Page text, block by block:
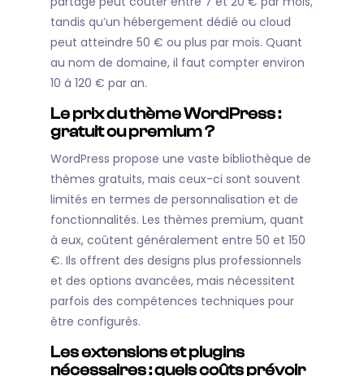
tandis qu’un hébergement dédié ou cloud
peut atteindre 50 € ou plus par mois. Quant
au nom de domaine, il faut compter environ
10 à 120 € par an.
Le prix du thème WordPress :
gratuit ou premium ?
WordPress propose une vaste bibliothèque de
thèmes gratuits, mais ceux-ci sont souvent
limités en termes de personnalisation et de
fonctionnalités. Les thèmes premium, quant
à eux, coûtent généralement entre 50 et 150
€. Ils offrent des designs plus professionnels
et des options avancées, mais nécessitent
parfois des compétences techniques pour
être configurés.
Les extensions et plugins
nécessaires : quels coûts prévoir